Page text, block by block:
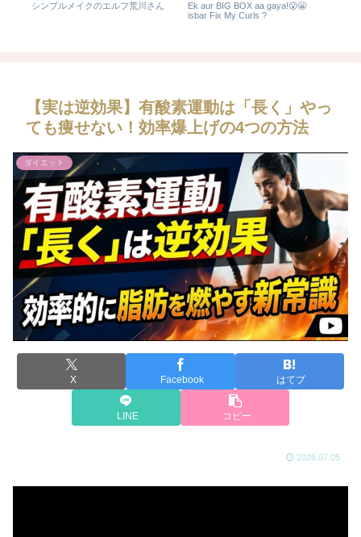
シンプルメイクのエルフ荒川さん
Ek aur BIG BOX aa gaya!😮😬
isbar Fix My Curls ?
【実は逆効果】有酸素運動は「長く」やっ
ても痩せない！効率爆上げの4つの方法
ダイエット
X Facebook はてブ
LINE コピー
2026.07.05